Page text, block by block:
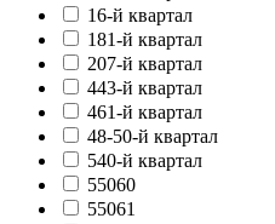
16-й квартал
181-й квартал
207-й квартал
443-й квартал
461-й квартал
48-50-й квартал
540-й квартал
55060
55061